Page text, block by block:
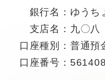
銀行名：ゆうち
支店名：九〇八
口座種別：普通預
口座番号：